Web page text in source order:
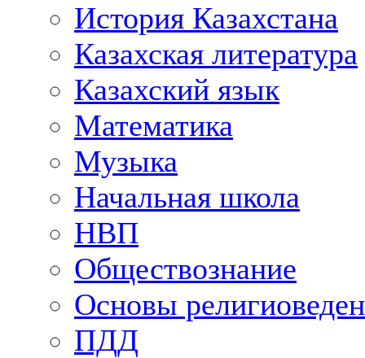
История Казахстана
Казахская литература
Казахский язык
Математика
Музыка
Начальная школа
НВП
Обществознание
Основы
ПДД